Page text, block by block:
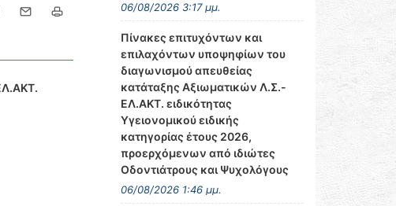
06/08/2026 3:17 μμ.
Πίνακες επιτυχόντων και
επιλαχόντων υποψηφίων του
διαγωνισμού απευθείας
κατάταξης Αξιωματικών Λ.Σ.-
ΕΛ.ΑΚΤ. ειδικότητας
Υγειονομικού ειδικής
κατηγορίας έτους 2026,
προερχόμενων από ιδιώτες
Οδοντιάτρους και Ψυχολόγους
06/08/2026 1:46 μμ.